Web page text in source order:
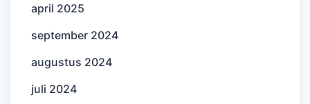
april 2025
september 2024
augustus 2024
juli 2024